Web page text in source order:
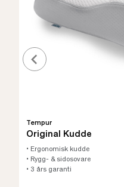
Tempur
Original Kudde
• Ergonomisk kudde
• Rygg- & sidosovare
• 3 års garanti